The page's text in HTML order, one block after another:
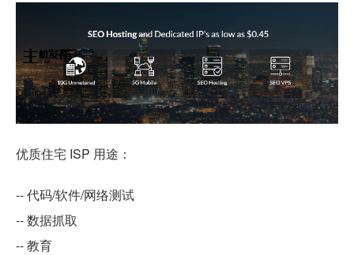
优质住宅 ISP 用途：
-- 代码/软件/网络测试
-- 数据抓取
-- 教育